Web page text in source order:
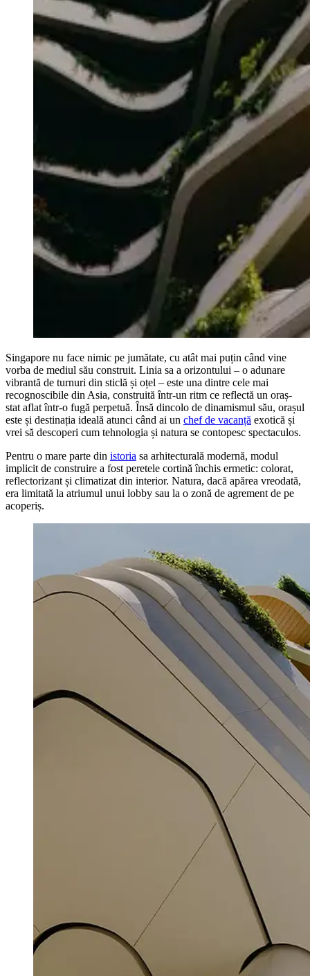
Singapore nu face nimic pe jumătate, cu atât mai puțin când vine
vorba de mediul său construit. Linia sa a orizontului – o adunare
vibrantă de turnuri din sticlă și oțel – este una dintre cele mai
recognoscibile din Asia, construită într-un ritm ce reflectă un oraș-
stat aflat într-o fugă perpetuă. Însă dincolo de dinamismul său, orașul
este și destinația ideală atunci când ai un chef de vacanță exotică și
vrei să descoperi cum tehnologia și natura se contopesc spectaculos.
Pentru o mare parte din istoria sa arhitecturală modernă, modul
implicit de construire a fost peretele cortină închis ermetic: colorat,
reflectorizant și climatizat din interior. Natura, dacă apărea vreodată,
era limitată la atriumul unui lobby sau la o zonă de agrement de pe
acoperiș.